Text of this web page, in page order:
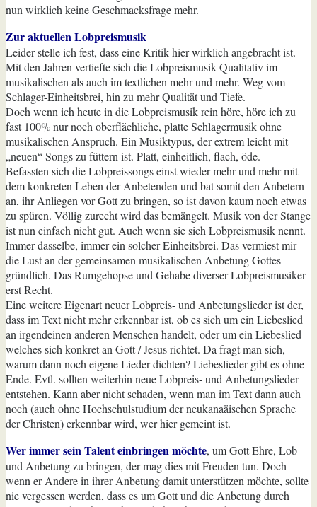
nun wirklich keine Geschmacksfrage mehr.
Zur aktuellen Lobpreismusik
Leider stelle ich fest, dass eine Kritik hier wirklich angebracht ist.
Mit den Jahren vertiefte sich die Lobpreismusik Qualitativ im
musikalischen als auch im textlichen mehr und mehr. Weg vom
Schlager-Einheitsbrei, hin zu mehr Qualität und Tiefe.
Doch wenn ich heute in die Lobpreismusik rein höre, höre ich zu
fast 100% nur noch oberflächliche, platte Schlagermusik ohne
musikalischen Anspruch. Ein Musiktypus, der extrem leicht mit
„neuen“ Songs zu füttern ist. Platt, einheitlich, flach, öde.
Befassten sich die Lobpreissongs einst wieder mehr und mehr mit
dem konkreten Leben der Anbetenden und bat somit den Anbetern
an, ihr Anliegen vor Gott zu bringen, so ist davon kaum noch etwas
zu spüren. Völlig zurecht wird das bemängelt. Musik von der Stange
ist nun einfach nicht gut. Auch wenn sie sich Lobpreismusik nennt.
Immer dasselbe, immer ein solcher Einheitsbrei. Das vermiest mir
die Lust an der gemeinsamen musikalischen Anbetung Gottes
gründlich. Das Rumgehopse und Gehabe diverser Lobpreismusiker
erst Recht.
Eine weitere Eigenart neuer Lobpreis- und Anbetungslieder ist der,
dass im Text nicht mehr erkennbar ist, ob es sich um ein Liebeslied
an irgendeinen anderen Menschen handelt, oder um ein Liebeslied
welches sich konkret an Gott / Jesus richtet. Da fragt man sich,
warum dann noch eigene Lieder dichten? Liebeslieder gibt es ohne
Ende. Evtl. sollten weiterhin neue Lobpreis- und Anbetungslieder
entstehen. Kann aber nicht schaden, wenn man im Text dann auch
noch (auch ohne Hochschulstudium der neukanaäischen Sprache
der Christen) erkennbar wird, wer hier gemeint ist.
Wer immer sein Talent einbringen möchte, um Gott Ehre, Lob
und Anbetung zu bringen, der mag dies mit Freuden tun. Doch
wenn er Andere in ihrer Anbetung damit unterstützen möchte, sollte
nie vergessen werden, dass es um Gott und die Anbetung durch